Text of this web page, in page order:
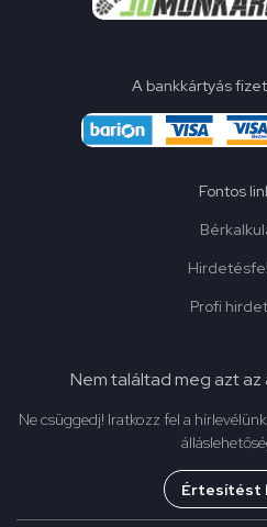
A bankkártyás
Fontos
Profi
Nem találtad meg azt az
Ne csüggedj! Iratkozz fel a
Értesítést